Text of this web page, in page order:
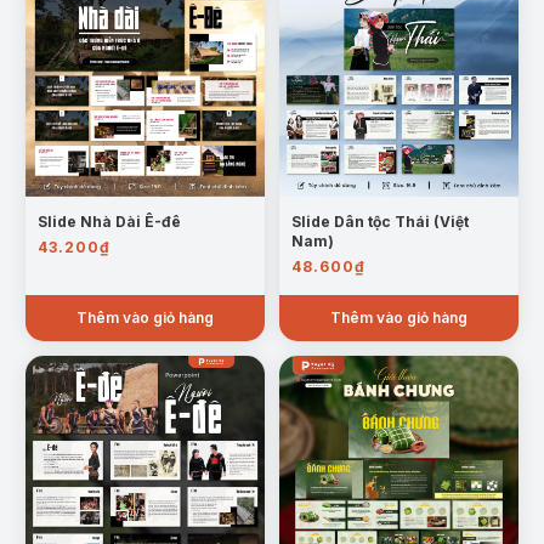
Mẫu trang: Đặc điểm Trang phục người dân tộc Khmer ở Việt
Nam
ĐIỀU KIỆN KINH TẾ:
Tình hình kinh tế của người
Khmer, các ngành nghề chủ yếu và đời sống kinh
tế.
Slide Nhà Dài Ê-đê
43.200₫
Thêm vào giỏ hàng
Slide Dân tộc Thái (Việt
Nam)
48.600₫
Thêm vào giỏ hàng